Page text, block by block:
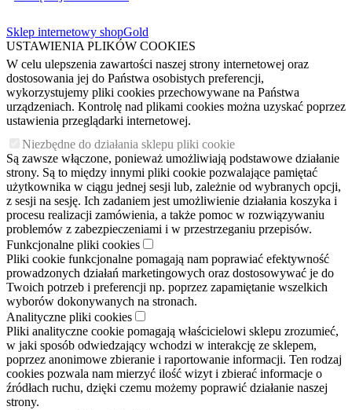
Sklep internetowy shopGold
USTAWIENIA PLIKÓW COOKIES
W celu ulepszenia zawartości naszej strony internetowej oraz
dostosowania jej do Państwa osobistych preferencji,
wykorzystujemy pliki cookies przechowywane na Państwa
urządzeniach. Kontrolę nad plikami cookies można uzyskać poprzez
ustawienia przeglądarki internetowej.
Niezbędne do działania sklepu pliki cookie
Są zawsze włączone, ponieważ umożliwiają podstawowe działanie
strony. Są to między innymi pliki cookie pozwalające pamiętać
użytkownika w ciągu jednej sesji lub, zależnie od wybranych opcji,
z sesji na sesję. Ich zadaniem jest umożliwienie działania koszyka i
procesu realizacji zamówienia, a także pomoc w rozwiązywaniu
problemów z zabezpieczeniami i w przestrzeganiu przepisów.
Funkcjonalne pliki cookies
Pliki cookie funkcjonalne pomagają nam poprawiać efektywność
prowadzonych działań marketingowych oraz dostosowywać je do
Twoich potrzeb i preferencji np. poprzez zapamiętanie wszelkich
wyborów dokonywanych na stronach.
Analityczne pliki cookies
Pliki analityczne cookie pomagają właścicielowi sklepu zrozumieć,
w jaki sposób odwiedzający wchodzi w interakcję ze sklepem,
poprzez anonimowe zbieranie i raportowanie informacji. Ten rodzaj
cookies pozwala nam mierzyć ilość wizyt i zbierać informacje o
źródłach ruchu, dzięki czemu możemy poprawić działanie naszej
strony.